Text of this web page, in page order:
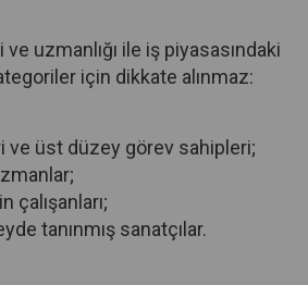
ve uzmanlığı ile iş piyasasındaki
için dikkate alınmaz:
ve üst düzey görev sahipleri;
çalışanları;
tanınmış sanatçılar.